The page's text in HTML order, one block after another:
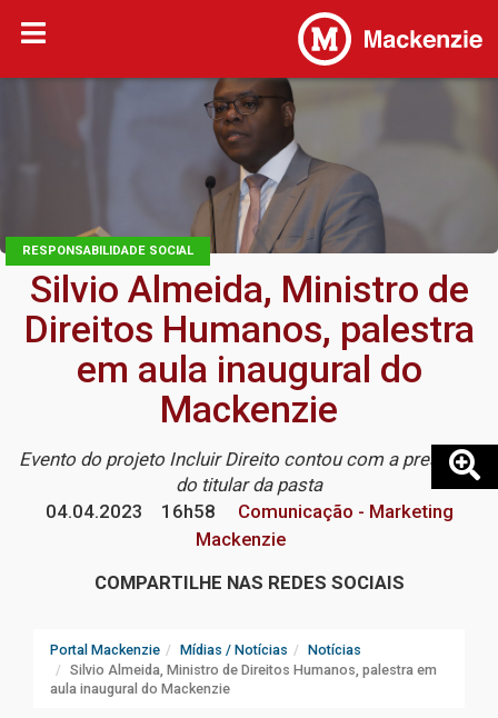
RESPONSABILIDADE SOCIAL
Silvio Almeida, Ministro de
Direitos Humanos, palestra
em aula inaugural do
Mackenzie
Evento do projeto Incluir Direito contou com a presença
do titular da pasta
04.04.2023
16h58
Comunicação - Marketing
Mackenzie
COMPARTILHE NAS REDES SOCIAIS
Portal Mackenzie Mídias / Notícias
Notícias
Silvio Almeida, Ministro de Direitos Humanos, palestra em
aula inaugural do Mackenzie